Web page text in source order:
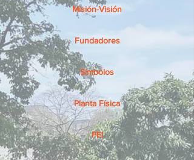
Misión-Visión
Fundadores
Símbolos
Planta Física
PEI